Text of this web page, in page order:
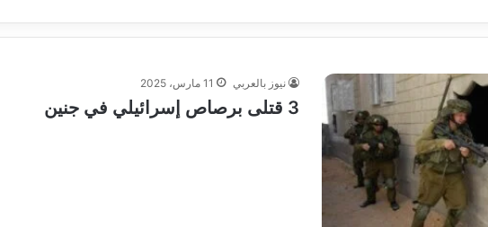
نيوز بالعربي 11 مارس، 2025
3 قتلى برصاص إسرائيلي في جنين